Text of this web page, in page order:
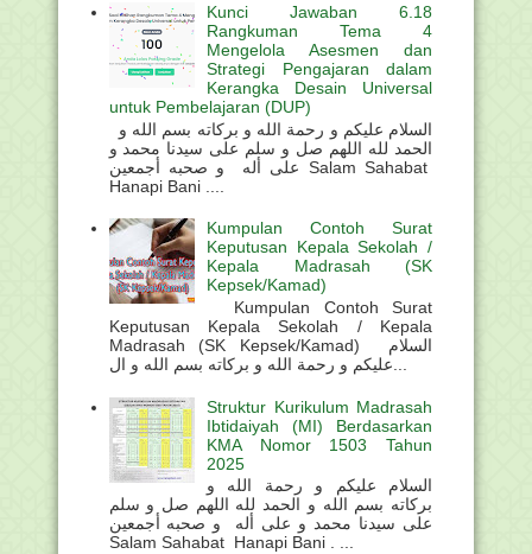
Kunci Jawaban 6.18
Rangkuman Tema 4
Mengelola Asesmen dan
Strategi Pengajaran dalam
Kerangka Desain Universal
untuk Pembelajaran (DUP)
الحمد لله اللهم صل و سلم على سيدنا محمد و
على أله و صحبه أجمعين Salam Sahabat
Hanapi Bani ....
Kumpulan Contoh Surat
Keputusan Kepala Sekolah /
Kepala Madrasah (SK
Kepsek/Kamad)
Kumpulan Contoh Surat
Keputusan Kepala Sekolah / Kepala
Madrasah (SK Kepsek/Kamad) السلام
Struktur Kurikulum Madrasah
Ibtidaiyah (MI) Berdasarkan
KMA Nomor 1503 Tahun
2025
السلام عليكم و رحمة الله و
بركاته بسم الله و الحمد لله اللهم صل و سلم
على سيدنا محمد و على أله و صحبه أجمعين
Salam Sahabat Hanapi Bani . ...